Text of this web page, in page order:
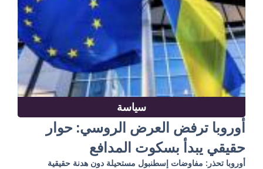
سياسة
أوروبا ترفض العرض الروسي: حوار
حقيقي يبدأ بسكوت المدافع
أوروبا تحذر: مفاوضات إسطنبول مستحيلة دون هدنة حقيقية